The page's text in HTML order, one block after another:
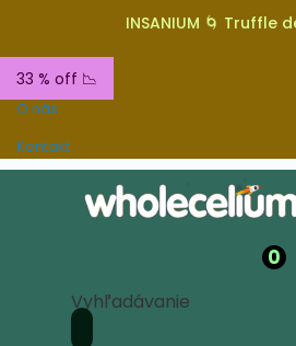
INSANIUM 🌀 Truffle
33 % off 📉
O nás
Kontakt
0
Vyhľadávanie